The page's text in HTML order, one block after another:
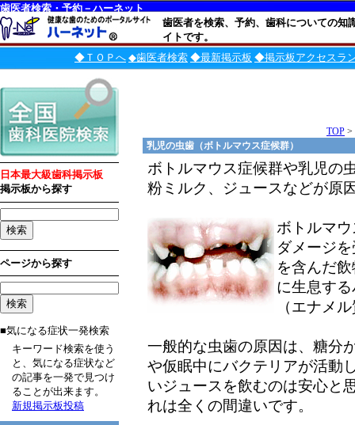
歯医者検索・予約－ハーネット
歯医者を検索、予約、歯科についての知
イトです。
◆ＴＯＰへ ◆歯医者検索 ◆最新掲示板 ◆掲示板アクセスラ
日本最大級歯科掲示板
掲示板から探す
ページから探す
■気になる症状一発検索
キーワード検索を使う
と、気になる症状など
の記事を一発で見つけ
ることが出来ます。
新規掲示板投稿
TOP >
乳児の虫歯（ボトルマウス症候群）
ボトルマウス症候群や乳児の
粉ミルク、ジュースなどが原
ボトルマ
ダメージ
を含んだ
に生息す
（エナメ
一般的な虫歯の原因は、糖分
や仮眠中にバクテリアが活動
いジュースを飲むのは安心と
れは全くの間違いです。